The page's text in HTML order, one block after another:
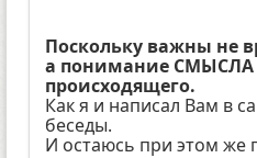
Поскольку важны не
а понимание СМЫСЛА
происходящего.
Как я и написал Вам в
беседы.
И остаюсь при этом же